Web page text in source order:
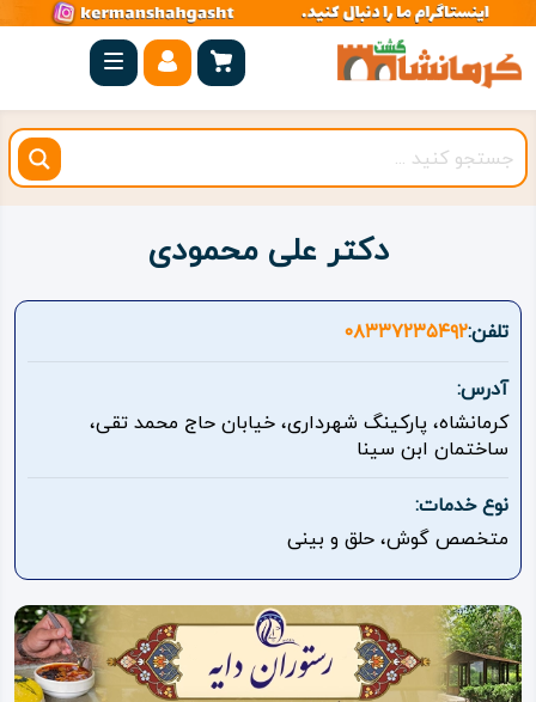
صفحه
اصلی
کرمانشاه
شهرستان
بیستون
روستاهای
هدف
ویژه
درباره
ما
دکتر علی محمودی
تلفن:۰۸۳۳۷۲۳۵۴۹۲
آدرس:
کرمانشاه، پارکینگ شهرداری، خیابان حاج محمد تقی،
ساختمان ابن سینا
نوع خدمات:
متخصص گوش، حلق و بینی